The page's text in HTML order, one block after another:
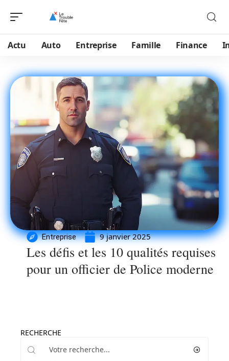
Actu Auto Entreprise Famille Finance
Entreprise 9 janvier 2025
Les défis et les 10 qualités requises
pour un officier de Police moderne
RECHERCHE